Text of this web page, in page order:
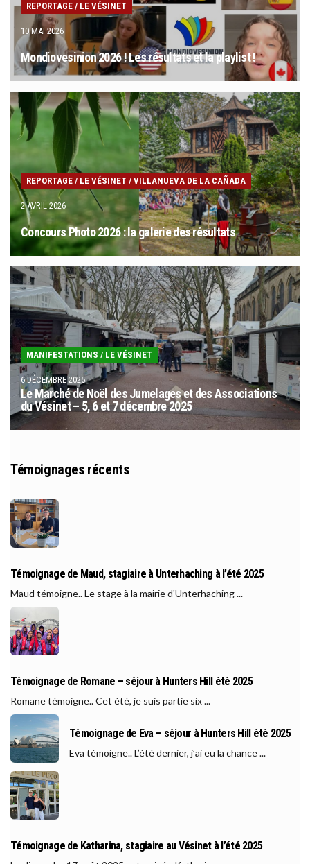
REPORTAGE / LE VÉSINET
10 MAI 2026
Mondiovesinion 2026 ! Les résultats et la playlist !
REPORTAGE / LE VÉSINET / VILLANUEVA DE LA CAÑADA
2 AVRIL 2026
Concours Photo 2026 : la galerie des résultats
MANIFESTATIONS / LE VÉSINET
6 DÉCEMBRE 2025
Le Marché de Noël des Jumelages et des Associations
du Vésinet – 5, 6 et 7 décembre 2025
Témoignages récents
Témoignage de Maud, stagiaire à Unterhaching à l’été 2025
Maud témoigne.. Le stage à la mairie d'Unterhaching ...
Témoignage de Romane – séjour à Hunters Hill été 2025
Romane témoigne.. Cet été, je suis partie six ...
Témoignage de Eva – séjour à Hunters Hill été 2025
Eva témoigne.. L’été dernier, j’ai eu la chance ...
Témoignage de Katharina, stagiaire au Vésinet à l’été 2025